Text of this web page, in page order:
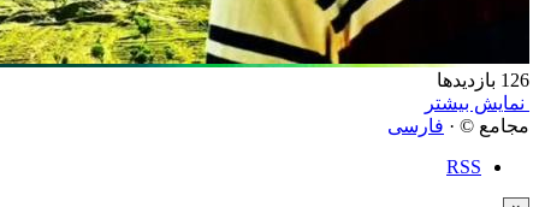
126 بازدیدها
نمایش بیشتر
مجامع © · فارسی
RSS